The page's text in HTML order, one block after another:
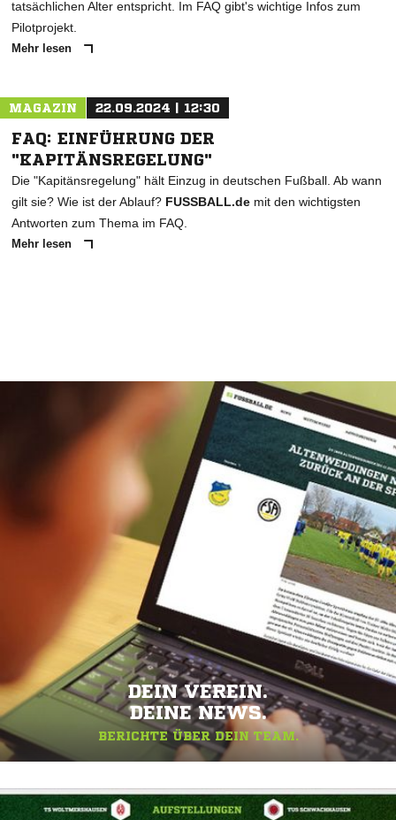
tatsächlichen Alter entspricht. Im FAQ gibt's wichtige Infos zum
Pilotprojekt.
Mehr lesen
MAGAZIN 22.09.2024 | 12:30
FAQ: EINFÜHRUNG DER
"KAPITÄNSREGELUNG"
Die "Kapitänsregelung" hält Einzug in deutschen Fußball. Ab wann
gilt sie? Wie ist der Ablauf? FUSSBALL.de mit den wichtigsten
Antworten zum Thema im FAQ.
Mehr lesen
DEIN VEREIN.
DEINE NEWS.
BERICHTE ÜBER DEIN TEAM.